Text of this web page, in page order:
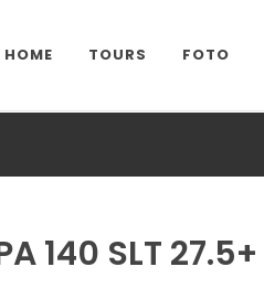
HOME TOURS FOTO
140 SLT 27.5+